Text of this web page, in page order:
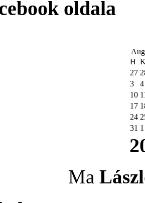
oldala
H
27
3
4
10
17
24
31 1
Ma